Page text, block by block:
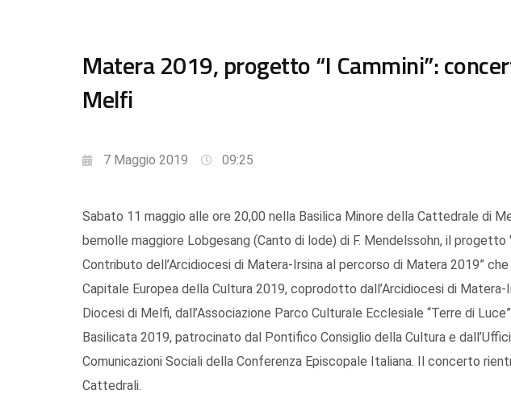
Matera 2019, progetto “I Cammini”:
Melfi
7 Maggio 2019 09:25
Sabato 11 maggio alle ore 20,00 nella Basilica Minore della Cattedrale di
bemolle maggiore Lobgesang (Canto di lode) di F. Mendelssohn, il
Contributo dell’Arcidiocesi di Matera-Irsina al percorso di Matera 2019”
Capitale Europea della Cultura 2019, coprodotto dall’Arcidiocesi di Matera-
Diocesi di Melfi, dall’Associazione Parco Culturale Ecclesiale “Terre di
Basilicata 2019, patrocinato dal Pontifico Consiglio della Cultura e
Comunicazioni Sociali della Conferenza Episcopale Italiana. Il concerto
Cattedrali.